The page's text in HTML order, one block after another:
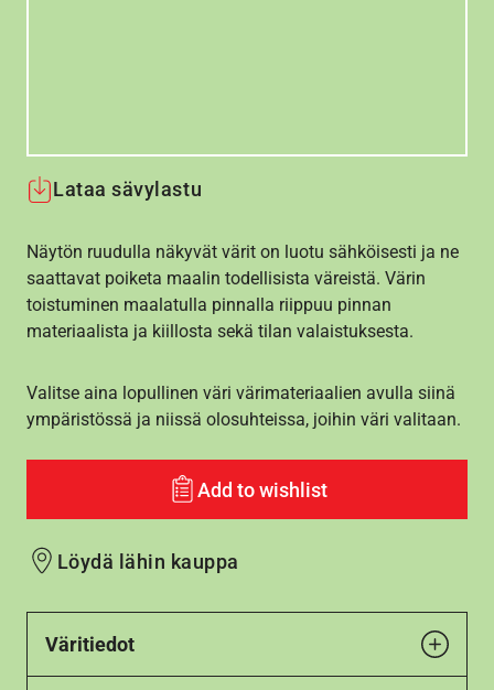
Lataa sävylastu
Näytön ruudulla näkyvät värit on luotu sähköisesti ja ne
saattavat poiketa maalin todellisista väreistä. Värin
toistuminen maalatulla pinnalla riippuu pinnan
materiaalista ja kiillosta sekä tilan valaistuksesta.
Valitse aina lopullinen väri värimateriaalien avulla siinä
ympäristössä ja niissä olosuhteissa, joihin väri valitaan.
Add to wishlist
Löydä lähin kauppa
Väritiedot